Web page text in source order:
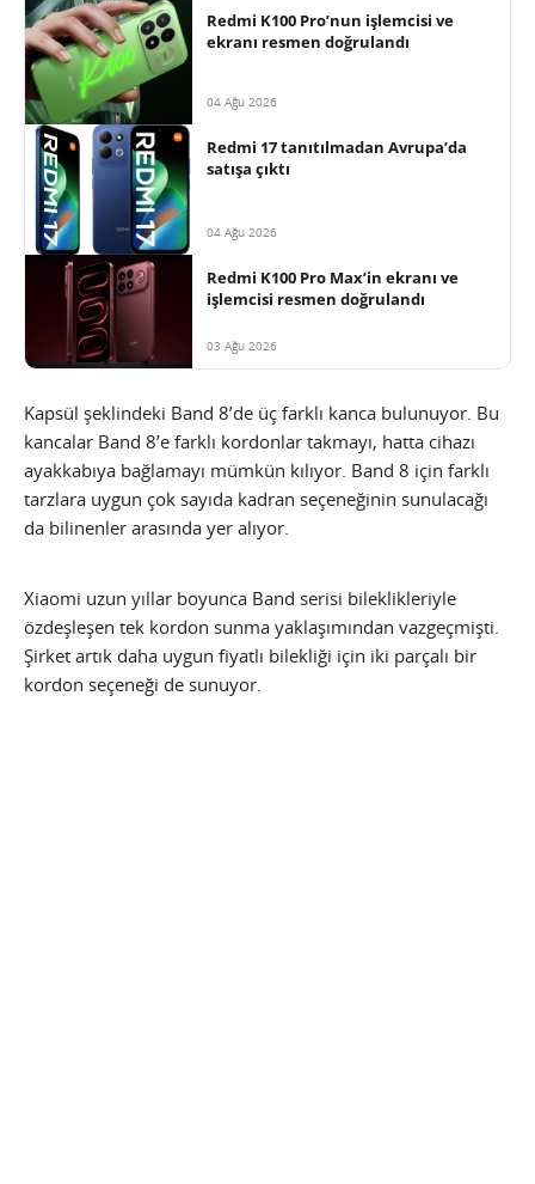
Redmi K100 Pro’nun işlemcisi ve
ekranı resmen doğrulandı
04 Ağu 2026
Redmi 17 tanıtılmadan Avrupa’da
satışa çıktı
04 Ağu 2026
Redmi K100 Pro Max’in ekranı ve
işlemcisi resmen doğrulandı
03 Ağu 2026
Kapsül şeklindeki Band 8’de üç farklı kanca bulunuyor. Bu
kancalar Band 8’e farklı kordonlar takmayı, hatta cihazı
ayakkabıya bağlamayı mümkün kılıyor. Band 8 için farklı
tarzlara uygun çok sayıda kadran seçeneğinin sunulacağı
da bilinenler arasında yer alıyor.
Xiaomi uzun yıllar boyunca Band serisi bileklikleriyle
özdeşleşen tek kordon sunma yaklaşımından vazgeçmişti.
Şirket artık daha uygun fiyatlı bilekliği için iki parçalı bir
kordon seçeneği de sunuyor.